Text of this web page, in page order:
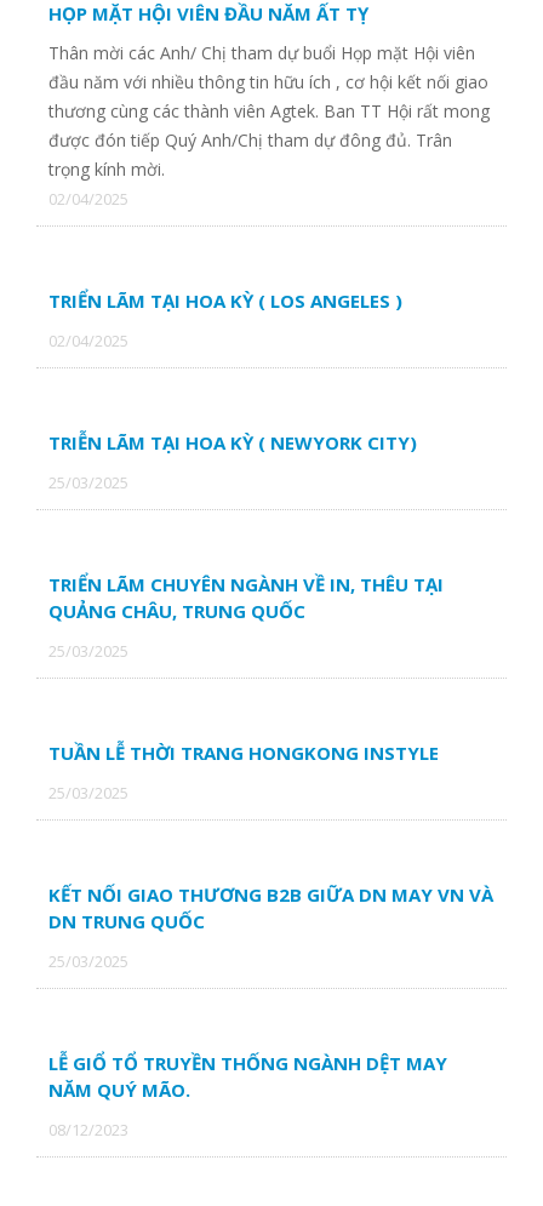
HỌP MẶT HỘI VIÊN ĐẦU NĂM ẤT TỴ
Thân mời các Anh/ Chị tham dự buổi Họp mặt Hội viên
đầu năm với nhiều thông tin hữu ích , cơ hội kết nối giao
thương cùng các thành viên Agtek. Ban TT Hội rất mong
được đón tiếp Quý Anh/Chị tham dự đông đủ. Trân
trọng kính mời.
02/04/2025
TRIỂN LÃM TẠI HOA KỲ ( LOS ANGELES )
02/04/2025
TRIỄN LÃM TẠI HOA KỲ ( NEWYORK CITY)
25/03/2025
TRIỂN LÃM CHUYÊN NGÀNH VỀ IN, THÊU TẠI
QUẢNG CHÂU, TRUNG QUỐC
25/03/2025
TUẦN LỄ THỜI TRANG HONGKONG INSTYLE
25/03/2025
KẾT NỐI GIAO THƯƠNG B2B GIỮA DN MAY VN VÀ
DN TRUNG QUỐC
25/03/2025
LỄ GIỔ TỔ TRUYỀN THỐNG NGÀNH DỆT MAY
NĂM QUÝ MÃO.
08/12/2023